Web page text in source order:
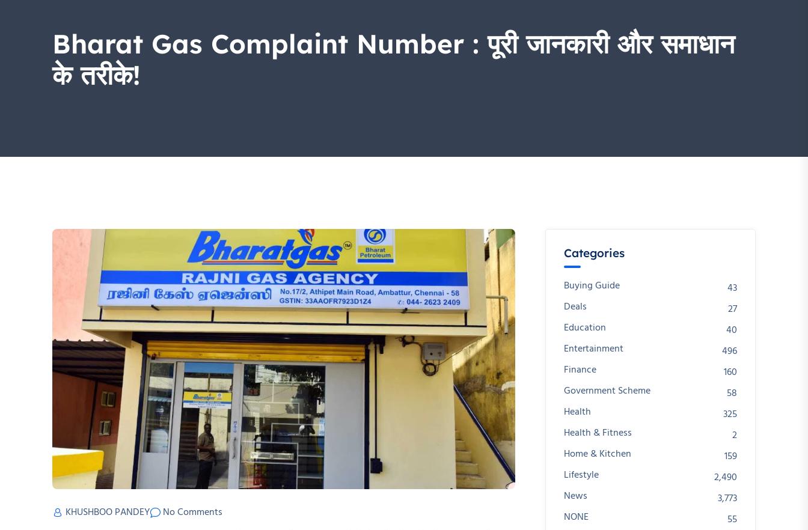
Bharat Gas Complaint Number : पूरी जानकारी और समाधान
के तरीके!
KHUSHBOO PANDEY
No Comments
Categories
Buying Guide
43
Deals
27
Education
40
Entertainment
496
Finance
160
Government Scheme
58
Health
325
Health & Fitness
2
Home & Kitchen
159
Lifestyle
2,490
News
3,773
NONE
55